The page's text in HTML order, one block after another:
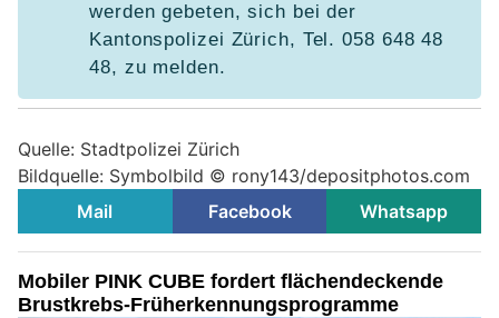
werden gebeten, sich bei der
Kantonspolizei Zürich, Tel. 058 648 48
48, zu melden.
Quelle: Stadtpolizei Zürich
Bildquelle: Symbolbild © rony143/depositphotos.com
Mail
Facebook Whatsapp
Mobiler PINK CUBE fordert flächendeckende
Brustkrebs-Früherkennungsprogramme